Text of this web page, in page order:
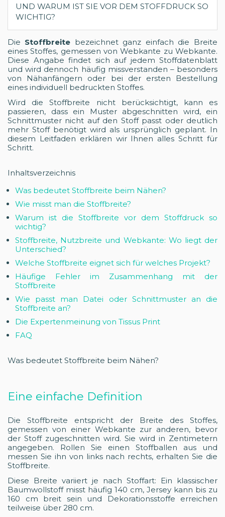
Die Stoffbreite bezeichnet ganz einfach die Breite
eines Stoffes, gemessen von Webkante zu Webkante.
Diese Angabe findet sich auf jedem Stoffdatenblatt
und wird dennoch häufig missverstanden – besonders
von Nähanfängern oder bei der ersten Bestellung
eines individuell bedruckten Stoffes.
Wird die Stoffbreite nicht berücksichtigt, kann es
passieren, dass ein Muster abgeschnitten wird, ein
Schnittmuster nicht auf den Stoff passt oder deutlich
mehr Stoff benötigt wird als ursprünglich geplant. In
diesem Leitfaden erklären wir Ihnen alles Schritt für
Schritt.
Inhaltsverzeichnis
Was bedeutet Stoffbreite beim Nähen?
Wie misst man die Stoffbreite?
Warum ist die Stoffbreite vor dem Stoffdruck so
wichtig?
Stoffbreite, Nutzbreite und Webkante: Wo liegt der
Unterschied?
Welche Stoffbreite eignet sich für welches Projekt?
Häufige Fehler im Zusammenhang mit der
Stoffbreite
Wie passt man Datei oder Schnittmuster an die
Stoffbreite an?
Die Expertenmeinung von Tissus Print
FAQ
Was bedeutet Stoffbreite beim Nähen?
Eine einfache Definition
Die Stoffbreite entspricht der Breite des Stoffes,
gemessen von einer Webkante zur anderen, bevor
der Stoff zugeschnitten wird. Sie wird in Zentimetern
angegeben. Rollen Sie einen Stoffballen aus und
messen Sie ihn von links nach rechts, erhalten Sie die
Stoffbreite.
Diese Breite variiert je nach Stoffart: Ein klassischer
Baumwollstoff misst häufig 140 cm, Jersey kann bis zu
160 cm breit sein und Dekorationsstoffe erreichen
teilweise über 280 cm.